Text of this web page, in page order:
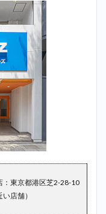
：東京都港区芝2-28-10
店舗）